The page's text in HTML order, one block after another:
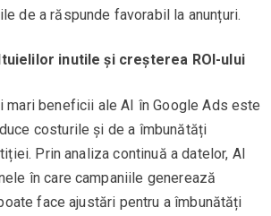
de a răspunde favorabil la anunțuri.
inutile și creșterea ROI-ului
mari beneficii ale AI în Google Ads este
costurile și de a îmbunătăți
Prin analiza continuă a datelor, AI
în care campaniile generează
face ajustări pentru a îmbunătăți